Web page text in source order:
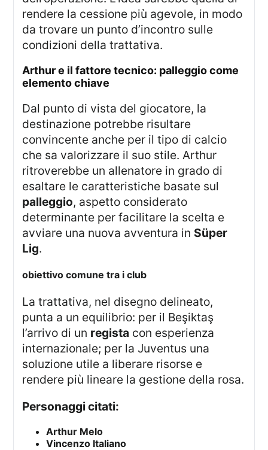
rendere la cessione più agevole, in modo
da trovare un punto d’incontro sulle
condizioni della trattativa.
arthur e il fattore tecnico: palleggio come
elemento chiave
Dal punto di vista del giocatore, la
destinazione potrebbe risultare
convincente anche per il tipo di calcio
che sa valorizzare il suo stile. Arthur
ritroverebbe un allenatore in grado di
esaltare le caratteristiche basate sul
palleggio, aspetto considerato
determinante per facilitare la scelta e
avviare una nuova avventura in Süper
Lig.
obiettivo comune tra i club
La trattativa, nel disegno delineato,
punta a un equilibrio: per il Beşiktaş
l’arrivo di un regista con esperienza
internazionale; per la Juventus una
soluzione utile a liberare risorse e
rendere più lineare la gestione della rosa.
Personaggi citati:
Arthur Melo
Vincenzo Italiano